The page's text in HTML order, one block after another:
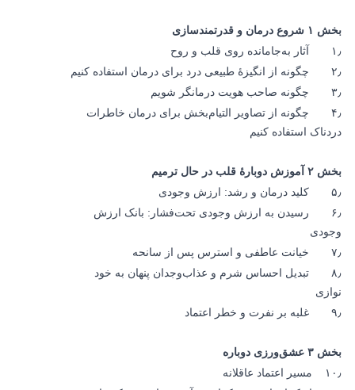
بخش ۱ شروع درمان و قدرتمندسازی
۱٫ آثار به‌جامانده روی قلب و روح
۲٫ چگونه از انگیزۀ طبیعی درد برای درمان استفاده کنیم
۳٫ چگونه صاحب هویت درمانگر شویم
۴٫ چگونه از تصاویر التیام‌‌بخش برای درمان خاطرات
دردناک استفاده کنیم
بخش ۲ آموزش دوبارۀ قلب در حال ترمیم
۵٫ کلید درمان و رشد: ارزش وجودی
۶٫ رسیدن به ارزش وجودی تحت‌فشار: بانک ارزش
وجودی
۷٫ خیانت عاطفی و استرس پس از سانحه
۸٫ تبدیل احساس شرم و عذاب‌وجدان پنهان به خود
نوازی
۹٫ غلبه بر نفرت و خطر اعتماد
بخش ۳ عشق‌ورزی دوباره
۱۰٫ مسیر اعتماد عاقلانه